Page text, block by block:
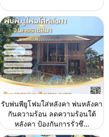
รับพ่นพียูโฟมใส่หลังคา พ่นหลังคา
กันความร้อน ลดความร้อนใต้
หลังคา ป้องกันการรั่วซึ…